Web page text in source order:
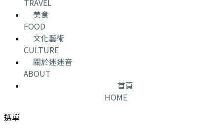
TRAVEL
美食
FOOD
文化藝術
CULTURE
關於迷迷音
ABOUT
首頁
HOME
選單